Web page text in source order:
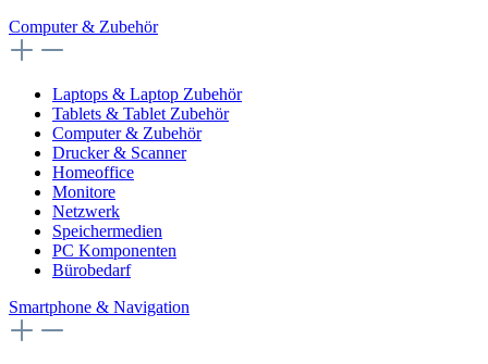
Computer & Zubehör
Laptops & Laptop Zubehör
Tablets & Tablet Zubehör
Computer & Zubehör
Drucker & Scanner
Homeoffice
Monitore
Netzwerk
Speichermedien
PC Komponenten
Bürobedarf
Smartphone & Navigation